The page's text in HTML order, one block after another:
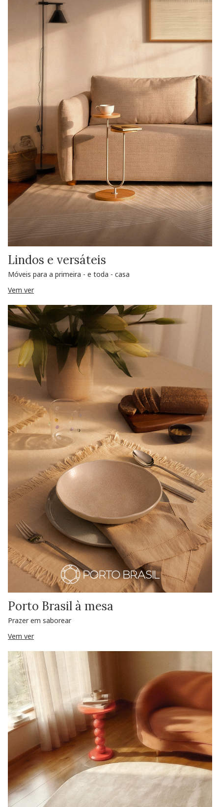
Lindos e versáteis
Móveis para a primeira - e toda - casa
Vem ver
Porto Brasil à mesa
Prazer em saborear
Vem ver